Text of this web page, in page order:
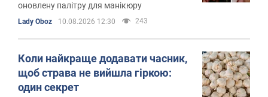
оновлену палітру для манікюру
Lady Oboz 10.08.2026 12:30 243
Коли найкраще додавати часник,
щоб страва не вийшла гіркою:
один секрет